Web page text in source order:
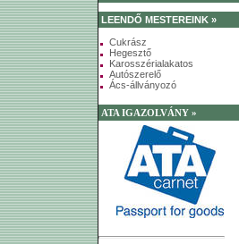
LEENDŐ MESTEREINK »
Cukrász
Hegesztő
Karosszérialakatos
Autószerelő
Ács-állványozó
ATA IGAZOLVÁNY »